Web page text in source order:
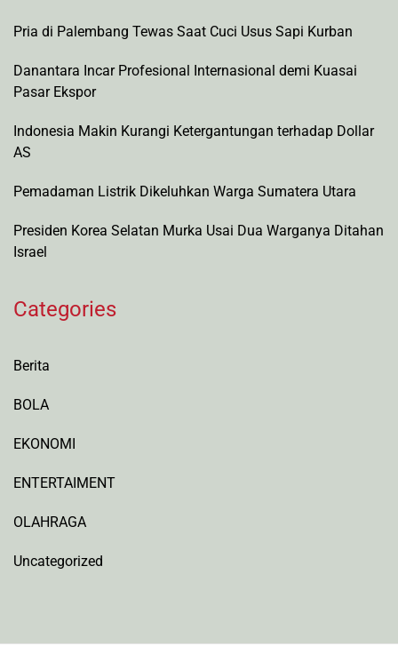
Pria di Palembang Tewas Saat Cuci Usus Sapi Kurban
Danantara Incar Profesional Internasional demi Kuasai
Pasar Ekspor
Indonesia Makin Kurangi Ketergantungan terhadap Dollar
AS
Pemadaman Listrik Dikeluhkan Warga Sumatera Utara
Presiden Korea Selatan Murka Usai Dua Warganya Ditahan
Israel
Categories
Berita
BOLA
EKONOMI
ENTERTAIMENT
OLAHRAGA
Uncategorized